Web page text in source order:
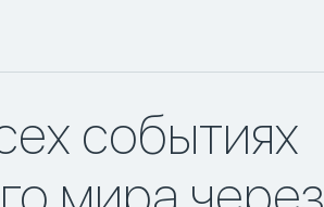
событиях